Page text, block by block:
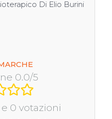
0.0/5
0 votazioni